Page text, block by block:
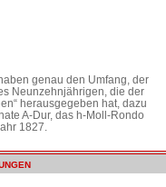
genau den Umfang, der
Neunzehnjährigen, die der
herausgegeben hat, dazu
A-Dur, das h-Moll-Rondo
1827.